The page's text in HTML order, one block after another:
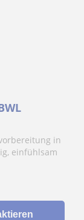
und
in
einfühlsam